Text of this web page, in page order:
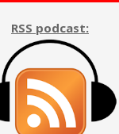
RSS podcast: